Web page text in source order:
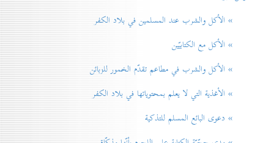
» الأكل والشرب عند المسلمين في بلاد الكفر
» الأكل مع الكتابيّين
» الأكل والشرب في مطاعم تقدّم الخمور للزبائن
» الأغذية التي لا يعلم بمحتوياتها في بلاد الكفر
» دعوی البائع المسلم للتذكية